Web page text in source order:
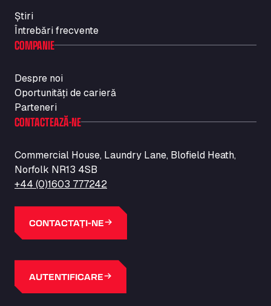
Știri
Întrebări frecvente
COMPANIE
Despre noi
Oportunități de carieră
Parteneri
CONTACTEAZĂ-NE
Commercial House, Laundry Lane, Blofield Heath,
Norfolk NR13 4SB
+44 (0)1603 777242
CONTACTAȚI-NE
AUTENTIFICARE